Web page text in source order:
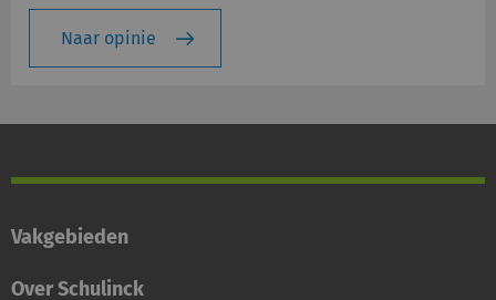
Naar opinie
Vakgebieden
Over Schulinck